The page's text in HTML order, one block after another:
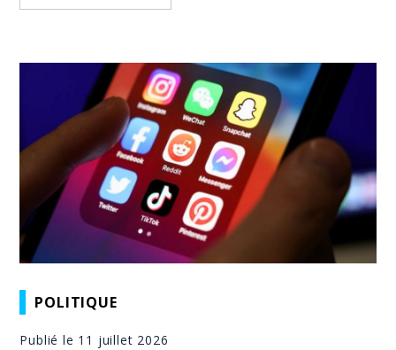
POLITIQUE
Publié le 11 juillet 2026